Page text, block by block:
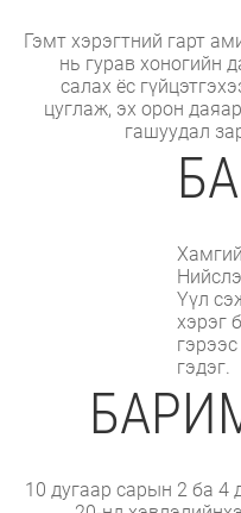
Гэмт хэрэгтний гарт
нь гурав хоногийн
салах ёс
цуглаж, эх орон
гашуудал
Үүл
хэрэг
гэдэг.
10 дугаар сарын 2 ба 4